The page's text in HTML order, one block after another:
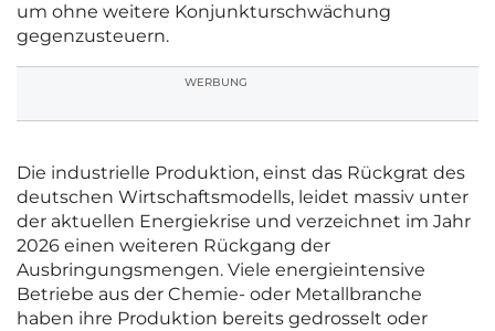
um ohne weitere Konjunkturschwächung
gegenzusteuern.
WERBUNG
Die industrielle Produktion, einst das Rückgrat des
deutschen Wirtschaftsmodells, leidet massiv unter
der aktuellen Energiekrise und verzeichnet im Jahr
2026 einen weiteren Rückgang der
Ausbringungsmengen. Viele energieintensive
Betriebe aus der Chemie- oder Metallbranche
haben ihre Produktion bereits gedrosselt oder